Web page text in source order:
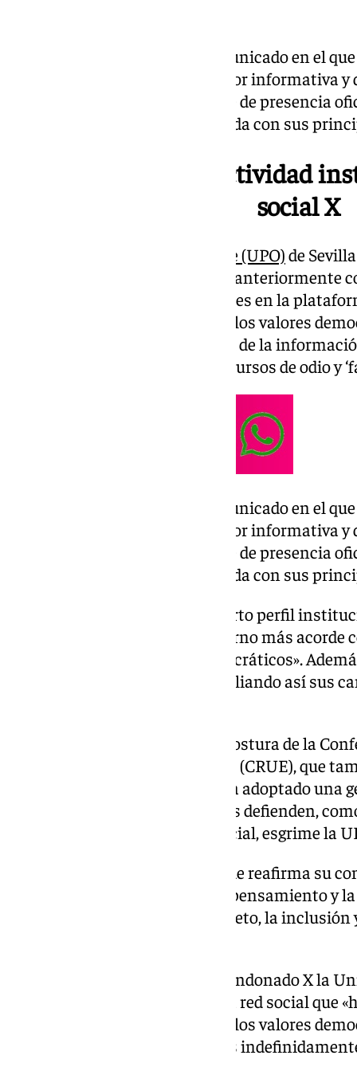
Así lo ha anunciado en un comunicado en el
universitaria continuará su labor informativa y
redes sociales donde ya dispone de presencia
comunicación cercana y alineada con sus
La UPO cesa su actividad
social X
Universidad Pablo de Olavide (UPO)de
institucional en la red social X (anteriormente
respuesta a los cambios recientes en la
comportamientos contrarios a los valores
controles de veracidad y calidad de la
algoritmos que transmiten discursos de odio y
Así lo ha anunciado en un comunicado en el
universitaria continuará su labor informativa y
redes sociales donde ya dispone de presencia
comunicación cercana y alineada con sus
En este sentido, la UPO ha abierto perfil
plataforma que ofrece «un entorno más
y la promoción de valores democráticos».
estará presente en TikTok, ampliando así sus
Esta decisión se alinea con la postura de la
de las Universidades Españolas (CRUE), que
considerar que la plataforma ha adoptado una
principios que las universidades defienden,
respeto y la responsabilidad social, esgrime la
«La Universidad Pablo de Olavide reafirma su
conocimiento, la diversidad de pensamiento y
comunicativo basado en el respeto, la
En Andalucía, también han abandonado X la
respuesta a los cambios en esta red social que
comportamientos contrarios a los valores
Sevilla, que ha dejado «inactivas